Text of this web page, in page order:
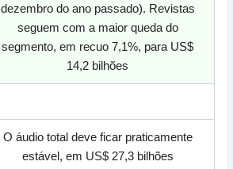
dezembro do ano passado). Revistas
seguem com a maior queda do
segmento, em recuo 7,1%, para US$
14,2 bilhões
O áudio total deve ficar praticamente
estável, em US$ 27,3 bilhões